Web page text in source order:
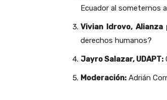
Ecuador al someternos
Vivian Idrovo, Alianza
derechos humanos?
Jayro Salazar, UDAPT:
Moderación: Adrián